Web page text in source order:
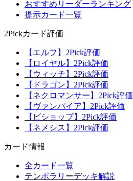
おすすめリーダーランキング
提示カード一覧
2Pickカード評価
【エルフ】2Pick評価
【ロイヤル】2Pick評価
【ウィッチ】2Pick評価
【ドラゴン】2Pick評価
【ネクロマンサー】2Pick評価
【ヴァンパイア】2Pick評価
【ビショップ】2Pick評価
【ネメシス】2Pick評価
カード情報
全カード一覧
テンポラリーデッキ解説